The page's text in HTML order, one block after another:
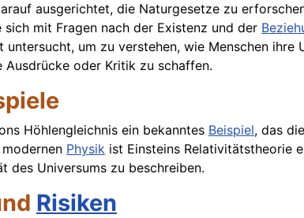
ausgerichtet, die Naturgesetze zu
mit Fragen nach der Existenz und der
untersucht, um zu verstehen, wie Menschen
oder Kritik zu schaffen.
Höhlengleichnis ein bekanntes Beispiel, das
Physik ist Einsteins Relativitätstheorie
des Universums zu beschreiben.
Risiken